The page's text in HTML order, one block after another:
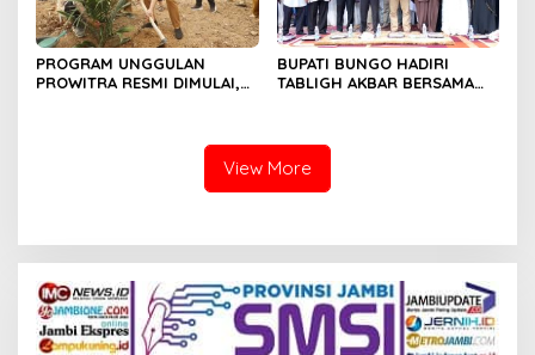
PROGRAM UNGGULAN
PROWITRA RESMI DIMULAI,
BUPATI BUNGO HADIRI
TABLIGH AKBAR BERSAMA
View More